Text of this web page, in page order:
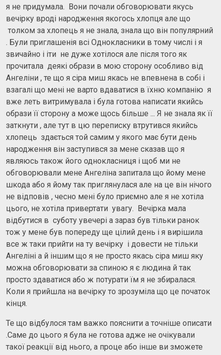
я не придумала. Вони почали обговорювати якусь
вечірку вроді народження якогось хлопця але що
толком за хлопець я не знала, знала що він популярний
. Були приглашенія всі Однокласники в тому числі і я
звичайно і іти не дуже хотілося але після того як
прочитала деякі образи в мою сторону особливо від
Ангеліни , те що я сіра миш якась не впевнена в собі і
взагалі що мені не варто вдаватися в їхню компанію я
вже леть витримувала і була готова написати якийсь
образи її сторону а може щось більше ... Я не знала як її
заткнути , але тут в цю переписку втрутився якийсь
хлопець здається той самим у якого має бути день
народження він заступився за мене сказав що я
являюсь також його однокласниця і щоб ми не
обговорювали мене Ангеліна запитала що йому мене
шкода або я йому так приглянулася але на це він нічого
не відповів , чесно мені було приємно але я не хотіла
цього, не хотіла привертати увагу. Вечірка мала
відбутися в суботу увечері а зараз був тільки ранок
тож у мене був попереду ще цілий день і я вирішила
все ж таки прийти на ту вечірку і довести не тільки
Ангеліні а й іншим що я не просто якась сіра миш яку
можна обговорювати за спиною я є людина й так
просто здаватися або ж потурати їм я не збиралася.
Коли я прийшла на вечірку то зрозуміла що це початок
кінця.
Те що відбулося там важко пояснити а точніше описати
.Саме до цього я була не готова адже не очікували
такої реакції від нього, а проце або інше ви зможете